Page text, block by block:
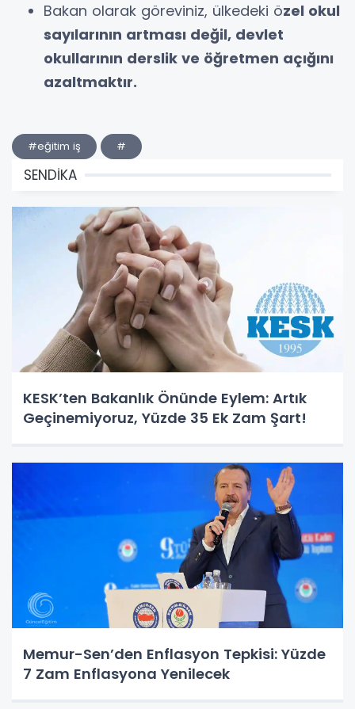
⁠Bakan olarak göreviniz, ülkedeki özel okul
sayılarının artması değil, devlet
okullarının derslik ve öğretmen açığını
azaltmaktır.
#eğitim iş #
SENDİKA
KESK’ten Bakanlık Önünde Eylem: Artık
Geçinemiyoruz, Yüzde 35 Ek Zam Şart!
Memur-Sen’den Enflasyon Tepkisi: Yüzde
7 Zam Enflasyona Yenilecek